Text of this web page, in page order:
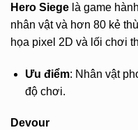
Hero Siege là game
nhân vật và hơn 80 kẻ
họa pixel 2D và lối chơi
Ưu điểm: Nhân vật
độ chơi.
Devour